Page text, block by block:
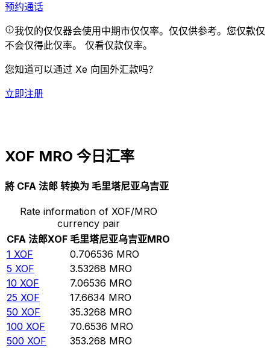
预约通话
我仅的仅仅器会使用中期市仅仅率。仅仅供参考。您仅款仅
不会仅得此仅率。 仅看仅款仅率。
您知道可以通过 Xe 向国外汇款吗？
立即注册
XOF MRO 今日汇率
將 CFA 法郎 转换为 毛里塔尼亚乌吉亚
Rate information of XOF/MRO
currency pair
CFA 法郎XOF 毛里塔尼亚乌吉亚MRO
1 XOF 0.706536 MRO
5 XOF 3.53268 MRO
10 XOF 7.06536 MRO
25 XOF 17.6634 MRO
50 XOF 35.3268 MRO
100 XOF 70.6536 MRO
500 XOF 353.268 MRO